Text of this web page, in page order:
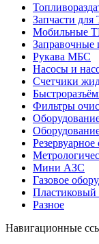
Запчасти
Мобильные
Заправочные
Рукава МБС
Насосы и
Счетчики
Фильтры
Мини АЗС
Газовое
Пластиковый
Разное
Навигационные